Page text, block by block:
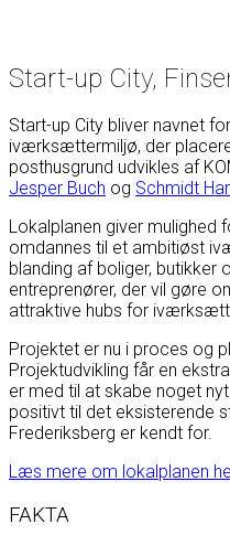
Start-up City,
Start-up City bliver navnet
iværksættermiljø, der
posthusgrund udvikles af
Jesper Buch og Schmidt
Lokalplanen giver mulighed
omdannes til et ambitiøst
blanding af boliger, butikker
entreprenører, der vil gøre
attraktive hubs for
Projektet er nu i proces og
Projektudvikling får en
er med til at skabe noget
positivt til det eksisterende
Frederiksberg er kendt for.
Læs mere om lokalplanen
FAKTA